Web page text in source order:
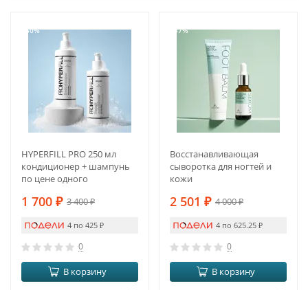
-50%
HYPERFILL PRO 250 мл
кондиционер + шампунь
по цене одного
1 700 ₽ 3 400₽
4 по 425 ₽
0
В корзину
-37%
Восстанавливающая
сыворотка для ногтей и
кожи
2 501 ₽ 4 000₽
4 по 625.25 ₽
0
В корзину